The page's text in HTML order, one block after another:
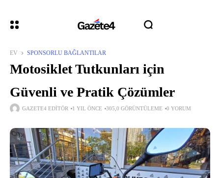
EV SPONSORLU BAĞLANTILAR
Motosiklet Tutkunları için
Güvenli ve Pratik Çözümler
GAZETE4 EDITÖR 1 YIL ÖNCE 305,0 GÖRÜNTÜLEME 0 YORUM